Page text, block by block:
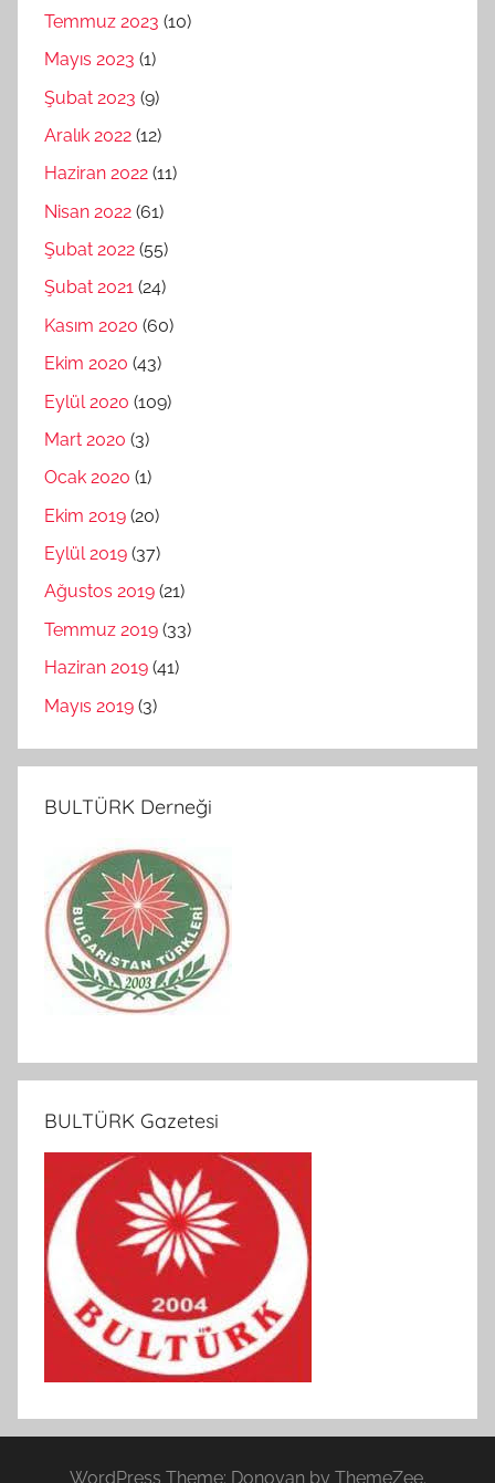
Temmuz 2023 (10)
Mayıs 2023 (1)
Şubat 2023 (9)
Aralık 2022 (12)
Haziran 2022 (11)
Nisan 2022 (61)
Şubat 2022 (55)
Şubat 2021 (24)
Kasım 2020 (60)
Ekim 2020 (43)
Eylül 2020 (109)
Mart 2020 (3)
Ocak 2020 (1)
Ekim 2019 (20)
Eylül 2019 (37)
Ağustos 2019 (21)
Temmuz 2019 (33)
Haziran 2019 (41)
Mayıs 2019 (3)
BULTÜRK Derneği
BULTÜRK Gazetesi
WordPress Theme: Donovan by ThemeZee.